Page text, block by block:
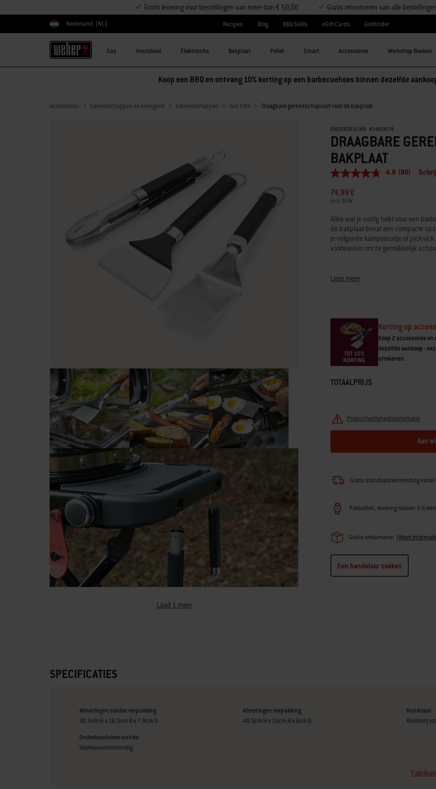
Gratis levering voor bestellingen van meer dan € 50,00 Gratis retourneren van alle
Kies land
Nederland (NL) Recipes Blog BBQ Skills eGift Cards Grillfinder
Gas Houtskool Elektrische Bakplaat Pellet Smart Accessoires Workshop Boeken
Koop een BBQ en ontvang 10% korting op een barbecuehoes binnen dezelfde
Accessoires Gereedschappen en kookgerei Gereedschappen Tool Sets Draagbare gereedschapsset voor de bakplaat
Laad 1 meer
ONDERDEELNR. #3400074
DRAAGBARE
BAKPLAAT
4.8
5
sterren,
scorewaarde.
Read
80
Reviews.
Dezelfde
4.8 (80)
74,99 €
incl. BTW
Alles wat je nodig hebt voor een
de bakplaat bevat een compacte
je volgende kampeeruitje of
vaatwasser om ze gemakkelijk
• Gemaakt van duurzaam roestvrij
Lees meer
Korting op
Koop 2 accessoires en
dezelfde aankoop -
afrekenen.
TOTAALPRIJS
Productveiligheidsinformatie
Aan
Gratis standaardverzending
Pakketten, levering tussen 3-6
Gratis retourneren (Meer
Een handelaar zoeken
SPECIFICATIES
Afmetingen zonder verpakking
40.5cm H x 16.5cm B x 7.8cm D
Afmetingen verpakking
40.5cm H x 19cm B x 6cm D
Materiaal
Roestvrij
Onderhoudsinstructies
Vaatwasserbestendig